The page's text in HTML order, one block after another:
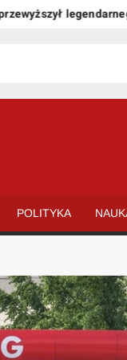
legendarnego
POLITYKA